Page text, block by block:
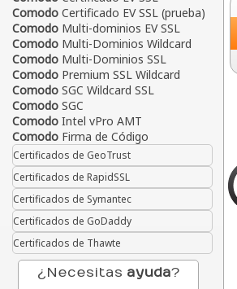
Comodo Certificado EV SSL (prueba)
Comodo Multi-dominios EV SSL
Comodo Multi-Dominios Wildcard
Comodo Multi-Dominios SSL
Comodo Premium SSL Wildcard
Comodo SGC Wildcard SSL
Comodo SGC
Comodo Intel vPro AMT
Comodo Firma de Código
Certificados de GeoTrust
Certificados de RapidSSL
Certificados de Symantec
Certificados de GoDaddy
Certificados de Thawte
¿Necesitas ayuda?